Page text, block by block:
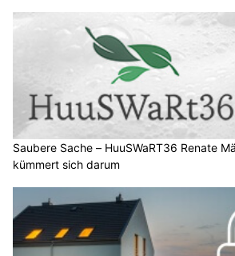
Saubere Sache – HuuSWaRT36 Renate
kümmert sich darum